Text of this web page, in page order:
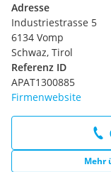
Adresse
Industriestrasse 5
6134 Vomp
Schwaz, Tirol
Referenz ID
APAT1300885
Firmenwebsite
Mehr